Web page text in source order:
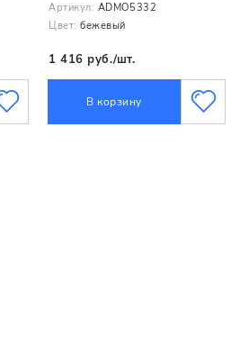
Артикул: ADMO5332
Цвет: бежевый
1 416 руб./шт.
В корзину